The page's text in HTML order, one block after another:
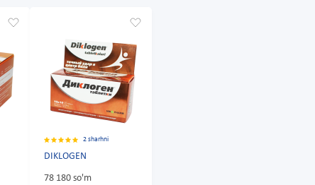
2 sharhni
DIKLOGEN
78 180 so'm